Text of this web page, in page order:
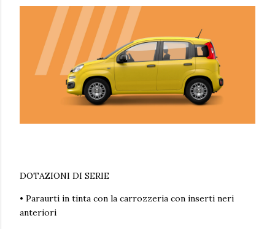
DOTAZIONI DI SERIE
• Paraurti in tinta con la carrozzeria con inserti neri
anteriori